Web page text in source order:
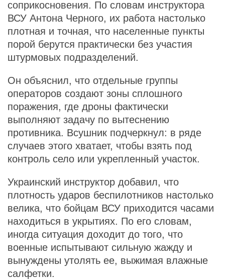
соприкосновения. По словам инструктора
ВСУ Антона Черного, их работа настолько
плотная и точная, что населенные пункты
порой берутся практически без участия
штурмовых подразделений.
Он объяснил, что отдельные группы
операторов создают зоны сплошного
поражения, где дроны фактически
выполняют задачу по вытеснению
противника. Всушник подчеркнул: в ряде
случаев этого хватает, чтобы взять под
контроль село или укрепленный участок.
Украинский инструктор добавил, что
плотность ударов беспилотников настолько
велика, что бойцам ВСУ приходится часами
находиться в укрытиях. По его словам,
иногда ситуация доходит до того, что
военные испытывают сильную жажду и
вынуждены утолять ее, выжимая влажные
салфетки.